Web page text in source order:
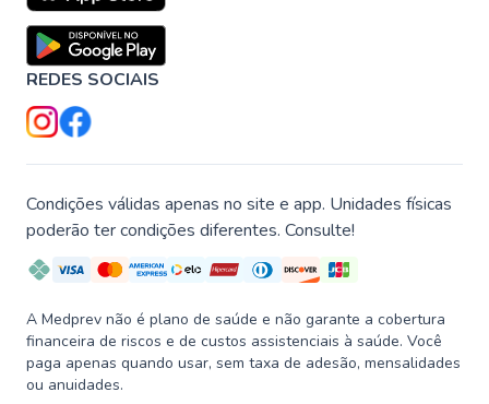
REDES SOCIAIS
Condições válidas apenas no site e app. Unidades físicas
poderão ter condições diferentes. Consulte!
A Medprev não é plano de saúde e não garante a cobertura
financeira de riscos e de custos assistenciais à saúde. Você
paga apenas quando usar, sem taxa de adesão, mensalidades
ou anuidades.